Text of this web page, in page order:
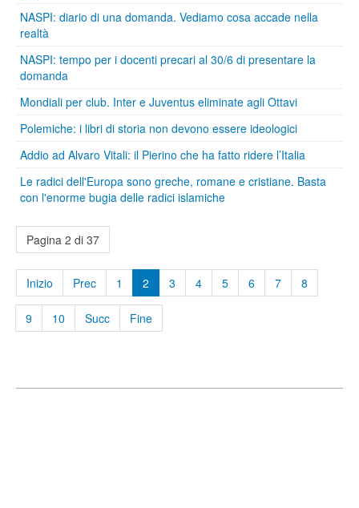
NASPI: diario di una domanda. Vediamo cosa accade nella
realtà
NASPI: tempo per i docenti precari al 30/6 di presentare la
domanda
Mondiali per club. Inter e Juventus eliminate agli Ottavi
Polemiche: i libri di storia non devono essere ideologici
Addio ad Alvaro Vitali: il Pierino che ha fatto ridere l’Italia
Le radici dell'Europa sono greche, romane e cristiane. Basta
con l'enorme bugia delle radici islamiche
Pagina 2 di 37
Inizio Prec 1 2 3 4 5 6 7 8
9 10 Succ Fine